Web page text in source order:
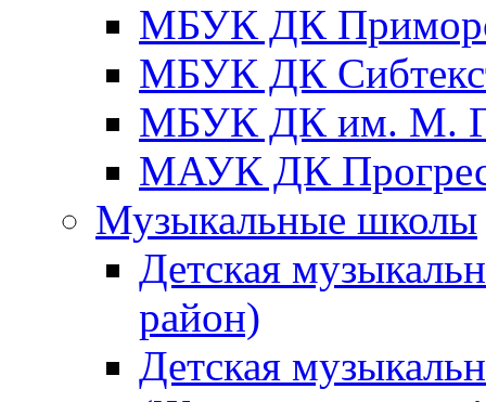
МБУК ДК
МБУК ДК
МБУК ДК им. М.
МАУК ДК
Музыкальные школы
Детская
район)
Детская